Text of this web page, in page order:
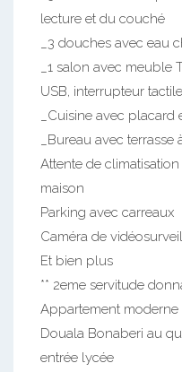
lecture et du couché
_3 douches avec eau
_1 salon avec meuble
USB, interrupteur
_Cuisine avec placard
_Bureau avec terrasse
Attente de
maison
Parking avec carreaux
Caméra de
Et bien plus
** 2eme servitude
Appartement
Douala Bonaberi au
entrée lycée